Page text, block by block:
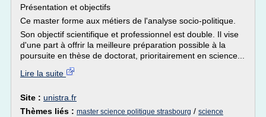
Présentation et objectifs
Ce master forme aux métiers de l'analyse socio-politique.
Son objectif scientifique et professionnel est double. Il vise
d'une part à offrir la meilleure préparation possible à la
poursuite en thèse de doctorat, prioritairement en science...
Lire la suite
Site : unistra.fr
Thèmes liés : master science politique strasbourg / science